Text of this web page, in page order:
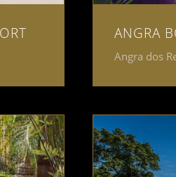
ANGRA
Angra dos